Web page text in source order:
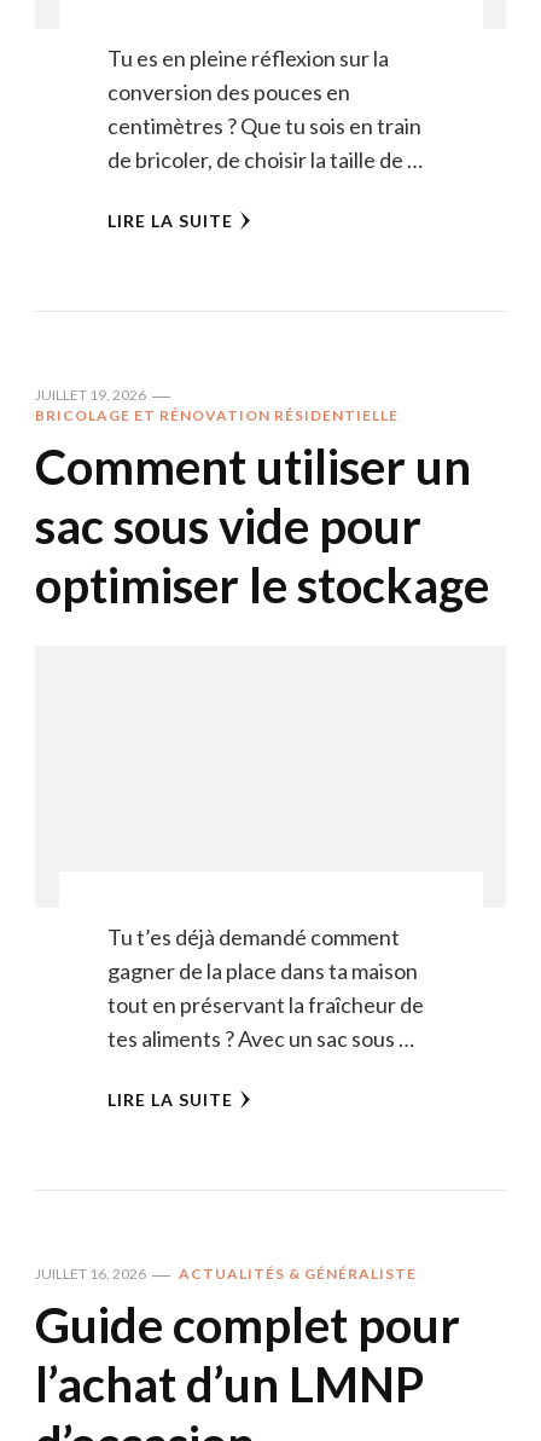
Tu es en pleine réflexion sur la
conversion des pouces en
centimètres ? Que tu sois en train
de bricoler, de choisir la taille de …
LIRE LA SUITE
JUILLET 19, 2026
BRICOLAGE ET RÉNOVATION RÉSIDENTIELLE
Comment utiliser un
sac sous vide pour
optimiser le stockage
Tu t’es déjà demandé comment
gagner de la place dans ta maison
tout en préservant la fraîcheur de
tes aliments ? Avec un sac sous …
LIRE LA SUITE
JUILLET 16, 2026 ACTUALITÉS & GÉNÉRALISTE
Guide complet pour
l’achat d’un LMNP